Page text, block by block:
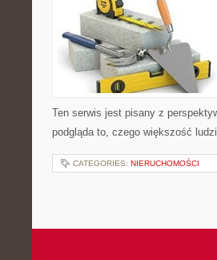
Ten serwis jest pisany z
podgląda to, czego większość
CATEGORIES: NIERUCHOMOŚCI